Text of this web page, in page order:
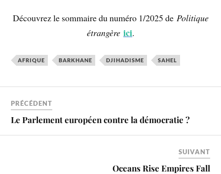
Découvrez le sommaire du numéro 1/2025 de Politique
étrangère ici.
AFRIQUE BARKHANE DJIHADISME SAHEL
PRÉCÉDENT
Le Parlement européen contre la démocratie ?
SUIVANT
Oceans Rise Empires Fall